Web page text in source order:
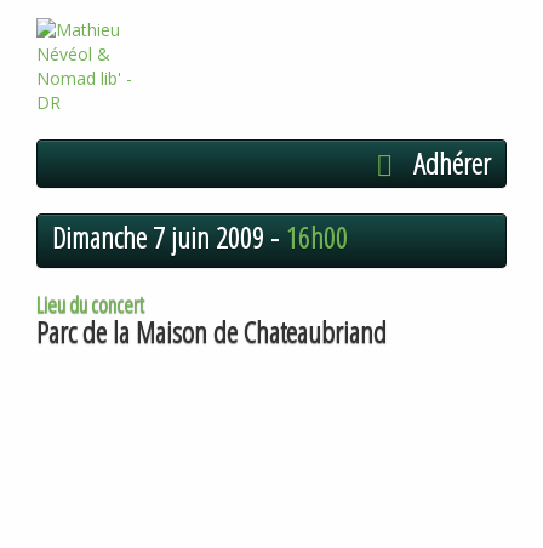
Adhérer
Dimanche 7 juin 2009 - 16h00
Lieu du concert
Parc de la Maison de Chateaubriand